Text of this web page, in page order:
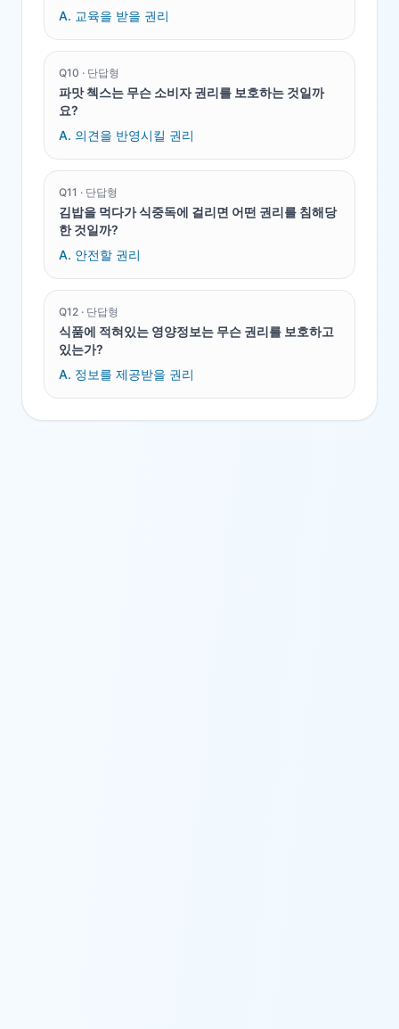
A. 교육을 받을 권리
Q10 · 단답형
파맛 첵스는 무슨 소비자 권리를 보호하는 것일까
요?
A. 의견을 반영시킬 권리
Q11 · 단답형
김밥을 먹다가 식중독에 걸리면 어떤 권리를 침해당
한 것일까?
A. 안전할 권리
Q12 · 단답형
식품에 적혀있는 영양정보는 무슨 권리를 보호하고
있는가?
A. 정보를 제공받을 권리